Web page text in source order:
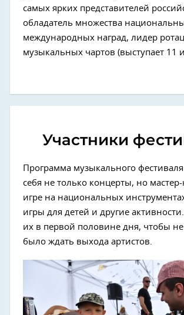
самых ярких представителей
обладатель множества
международных наград, лидер
музыкальных чартов (выступает 11
Участники
Программа музыкального
себя не только концерты, но
игре на национальных
игры для детей и другие
их в первой половине дня, чтобы не
было ждать выхода артистов.